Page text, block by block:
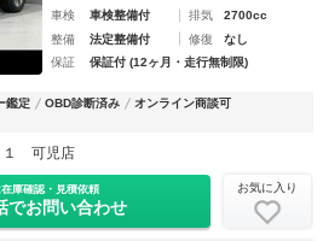
車検
車検整備付 排気
2700cc
整備
法定整備付 修復
なし
保証
保証付 (12ヶ月・走行無制限)
鑑定 OBD診断済み
オンライン商談可
１ 可児店
在庫確認・見積依頼
でお問い合わせ
お気に入り